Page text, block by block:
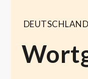
DEUTSCHLAND